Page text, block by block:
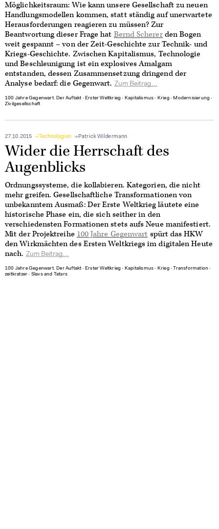
Möglichkeitsraum: Wie kann unsere Gesellschaft zu neuen
Handlungsmodellen kommen, statt ständig auf unerwartete
Herausforderungen reagieren zu müssen? Zur
Beantwortung dieser Frage hat Bernd Schererden Bogen
weit gespannt – von der Zeit-Geschichte zur Technik- und
Kriegs-Geschichte. Zwischen Kapitalismus, Technologie
und Beschleunigung ist ein explosives Amalgam
entstanden, dessen Zusammensetzung dringend der
Analyse bedarf: die Gegenwart. Zum Beitrag...
100 Jahre Gegenwart. Der Auftakt ∙ Erster Weltkrieg ∙ Kapitalismus ∙ Krieg ∙ Modernisierung ∙
Zivilgesellschaft
27.10.2015 Technologien Patrick Wildermann
Wider die Herrschaft des
Augenblicks
Ordnungssysteme, die kollabieren. Kategorien, die nicht
mehr greifen. Gesellschaftliche Transformationen von
unbekanntem Ausmaß: Der Erste Weltkrieg läutete eine
historische Phase ein, die sich seither in den
verschiedensten Formationen stets aufs Neue manifestiert.
Mit der Projektreihe 100 Jahre Gegenwart spürt das HKW
den Wirkmächten des Ersten Weltkriegs im digitalen Heute
nach. Zum Beitrag...
100 Jahre Gegenwart. Der Auftakt ∙ Erster Weltkrieg ∙ Kapitalismus ∙ Krieg ∙ Transformation ∙
zeitkratzer ∙ Slavs and Tatars